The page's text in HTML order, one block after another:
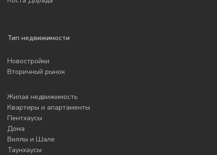
Тип недвижимости
Новостройки
Вторичный рынок
Жилая недвижимость
Квартиры и апартаменты
Пентхаусы
Дома
Виллы и Шале
Таунхаусы